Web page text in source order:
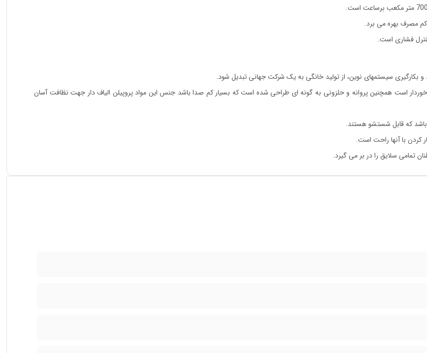
و بکارگیری سیستمهای نوین، از تولید خانگی به یک شرکت جهانی تبدیل شود.
برخوردار است همچنین پروانه و حلزونی به گونه ای طراحی شده است که بسیار کم صدا باشد جنس این مواد پروپیلن الیاف دار جهت نظافت آسان
باشد که قابل شستشو هستند.
کردن با آنها راحت است.
تمامی سلایق را در بر می گیرد.